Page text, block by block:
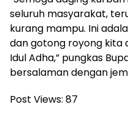
seluruh masyarakat,
kurang mampu. Ini
dan gotong royong kita
Idul Adha,” pungkas
bersalaman dengan
Post Views: 87